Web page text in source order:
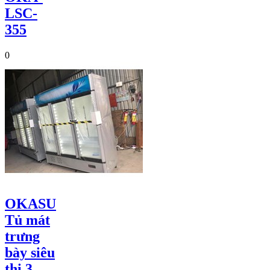
LSC-
355
0
OKASU
Tủ mát
trưng
bày siêu